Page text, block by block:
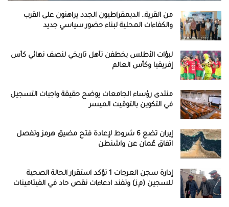
من القرية.. الديمقراطيون الجدد يراهنون على القرب
والكفاءات المحلية لبناء حضور سياسي جديد
لبؤات الأطلس يخطفن تأهل تاريخي لنصف نهائي كأس
إفريقيا وكأس العالم
منتدى رؤساء الجامعات يوضح حقيقة واجبات التسجيل
في التكوين بالتوقيت الميسر
إيران تضع 6 شروط لإعادة فتح مضيق هرمز وتفصل
اتفاق عُمان عن واشنطن
إدارة سجن العرجات 1 تؤكد استقرار الحالة الصحية
للسجين (م.ز) وتفند ادعاءات نقص حاد في الفيتامينات